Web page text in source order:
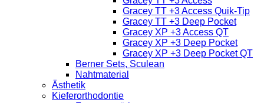
Gracey TT +3 Access Quik-Tip
Gracey TT +3 Deep Pocket
Gracey XP +3 Access QT
Gracey XP +3 Deep Pocket
Gracey XP +3 Deep Pocket QT
Berner Sets, Sculean
Nahtmaterial
Ästhetik
Kieferorthodontie